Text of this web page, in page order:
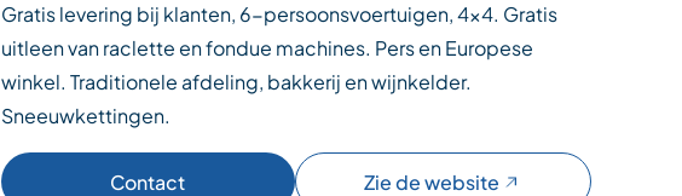
Gratis levering bij klanten, 6-persoonsvoertuigen, 4x4. Gratis
uitleen van raclette en fondue machines. Pers en Europese
winkel. Traditionele afdeling, bakkerij en wijnkelder.
Sneeuwkettingen.
Contact Zie de website